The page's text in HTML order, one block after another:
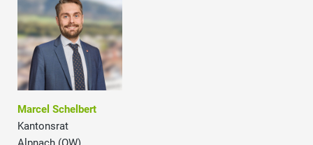
Marcel Schelbert
Kantonsrat